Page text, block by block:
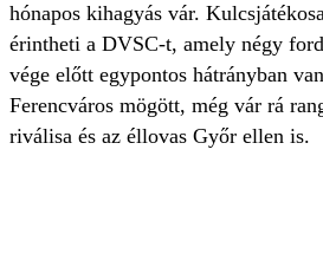
hónapos kihagyás vár.
érintheti a DVSC-t, amely négy
vége előtt egypontos hátrányban
Ferencváros mögött, még vár rá
riválisa és az éllovas Győr ellen is.